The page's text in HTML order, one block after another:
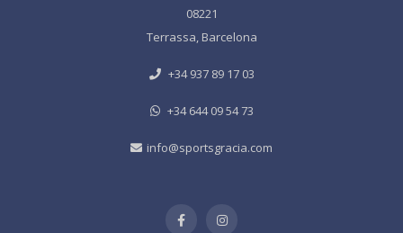
08221
Terrassa, Barcelona
+34 937 89 17 03
+34 644 09 54 73
info@sportsgracia.com